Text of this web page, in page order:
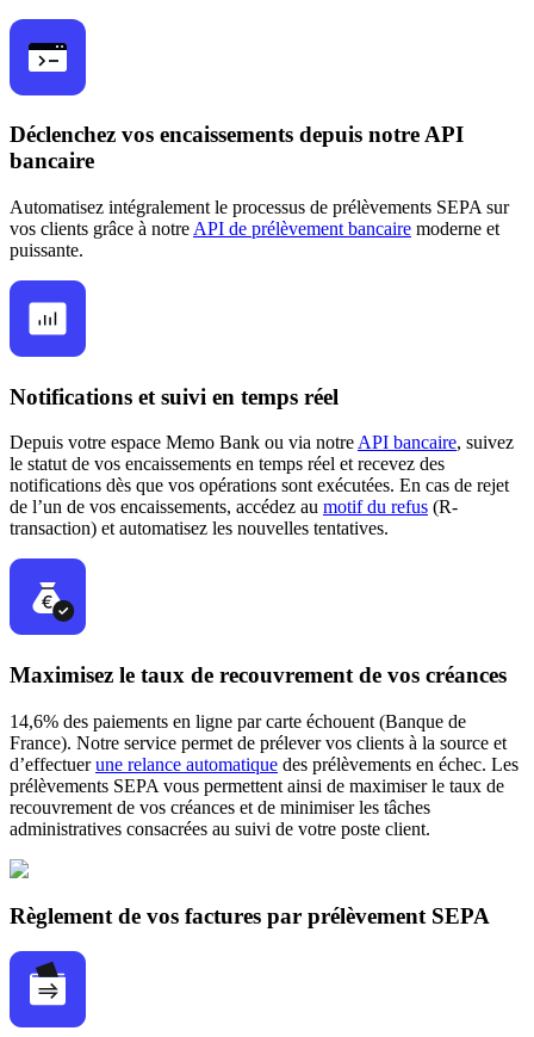
Déclenchez vos encaissements depuis notre API
bancaire
Automatisez intégralement le processus de prélèvements SEPA sur
vos clients grâce à notre API de prélèvement bancaire moderne et
puissante.
Notifications et suivi en temps réel
Depuis votre espace Memo Bank ou via notreAPI bancaire, suivez
le statut de vos encaissements en temps réel et recevez des
notifications dès que vos opérations sont exécutées. En cas de rejet
de l’un de vos encaissements, accédez au motif du refus (R-
transaction) et automatisez les nouvelles tentatives.
Maximisez le taux de recouvrement de vos créances
14,6% des paiements en ligne par carte échouent (Banque de
France). Notre service permet de prélever vos clients à la source et
d’effectuerune relance automatique des prélèvements en échec. Les
prélèvements SEPA vous permettent ainsi de maximiser le taux de
recouvrement de vos créances et de minimiser les tâches
administratives consacrées au suivi de votre poste client.
Règlement de vos factures par prélèvement SEPA